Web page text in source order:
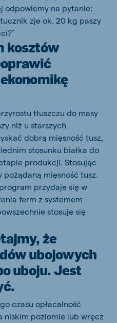
odpowiemy na pytanie:
zje ok. 20 kg paszy
kosztów
tłuszczu do masy
niż u starszych
dobrą mięsność tusz,
stosunku białka do
produkcji. Stosując
pożądaną mięsność tusz.
przydaje się w
ferm z systemem
stosuje się
że
ubojowych
uboju. Jest
czasu opłacalność
niskim poziomie lub wręcz